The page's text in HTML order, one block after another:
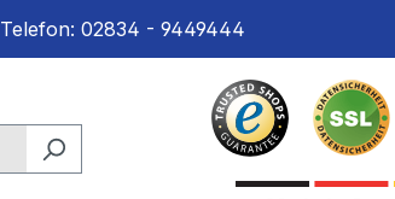
Telefon: 02834 - 9449444